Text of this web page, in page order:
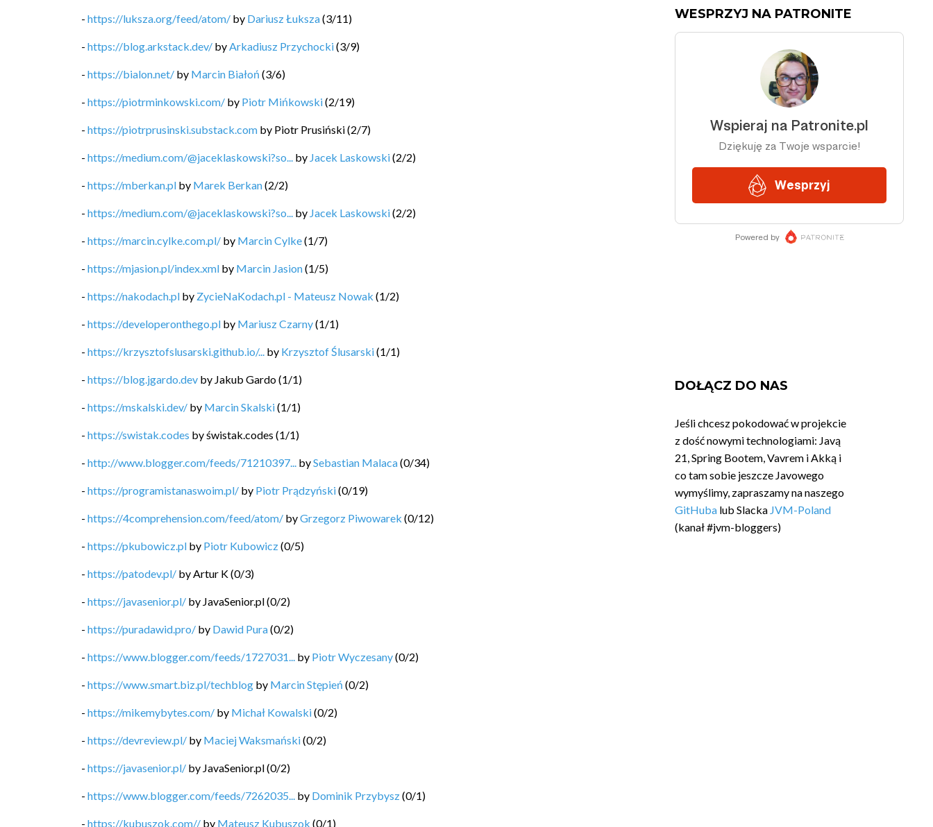
- https://luksza.org/feed/atom/ by Dariusz Łuksza(3/11)
- https://blog.arkstack.dev/ byArkadiusz Przychocki(3/9)
- https://bialon.net/ by Marcin Białoń (3/6)
- https://piotrminkowski.com/ by Piotr Mińkowski(2/19)
- https://piotrprusinski.substack.com by Piotr Prusiński(2/7)
- https://medium.com/@jaceklaskowski?so... by Jacek Laskowski(2/2)
- https://mberkan.pl by Marek Berkan(2/2)
- https://medium.com/@jaceklaskowski?so... by Jacek Laskowski(2/2)
- https://marcin.cylke.com.pl/ by Marcin Cylke(1/7)
- https://mjasion.pl/index.xml by Marcin Jasion(1/5)
- https://nakodach.pl by ZycieNaKodach.pl - Mateusz Nowak (1/2)
- https://developeronthego.pl by Mariusz Czarny(1/1)
- https://krzysztofslusarski.github.io/... by Krzysztof Ślusarski(1/1)
- https://blog.jgardo.dev by Jakub Gardo(1/1)
- https://mskalski.dev/ by Marcin Skalski(1/1)
- https://swistak.codes byświstak.codes (1/1)
- http://www.blogger.com/feeds/71210397... bySebastian Malaca(0/34)
- https://programistanaswoim.pl/ by Piotr Prądzyński(0/19)
- https://4comprehension.com/feed/atom/ byGrzegorz Piwowarek (0/12)
- https://pkubowicz.pl by Piotr Kubowicz(0/5)
- https://patodev.pl/ byArtur K(0/3)
- https://javasenior.pl/ by JavaSenior.pl(0/2)
- https://puradawid.pro/ by Dawid Pura(0/2)
- https://www.blogger.com/feeds/1727031... by Piotr Wyczesany(0/2)
- https://www.smart.biz.pl/techblog by Marcin Stępień (0/2)
- https://mikemybytes.com/ by Michał Kowalski(0/2)
- https://devreview.pl/ by Maciej Waksmański(0/2)
- https://javasenior.pl/ by JavaSenior.pl(0/2)
- https://www.blogger.com/feeds/7262035... by Dominik Przybysz(0/1)
- https://kubuszok.com// by Mateusz Kubuszok (0/1)
WESPRZYJ NA PATRONITE
DOŁĄCZ DO NAS
Jeśli chcesz pokodować w projekcie
z dość nowymi technologiami: Javą
21, Spring Bootem, Vavrem i Akką i
co tam sobie jeszcze Javowego
wymyślimy, zapraszamy na naszego
GitHuba lub Slacka JVM-Poland
(kanał #jvm-bloggers)